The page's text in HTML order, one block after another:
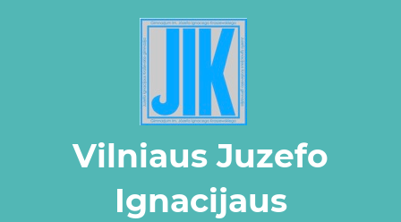
Vilniaus Juzefo
Ignacijaus